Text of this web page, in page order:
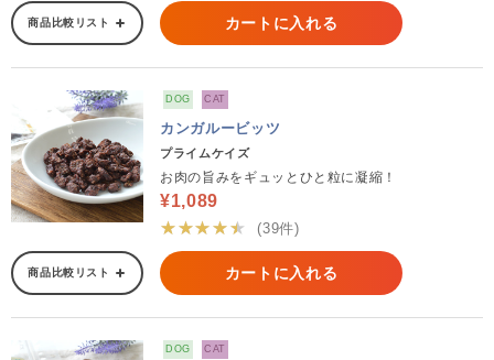
商品比較リスト カートに入れる
DOG CAT
カンガルービッツ
プライムケイズ
お肉の旨みをギュッとひと粒に凝縮！
¥1,089
★★★★★
(39件)
商品比較リスト カートに入れる
DOG CAT